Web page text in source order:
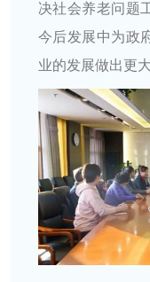
决社会养老问题
今后发展中为政
业的发展做出更